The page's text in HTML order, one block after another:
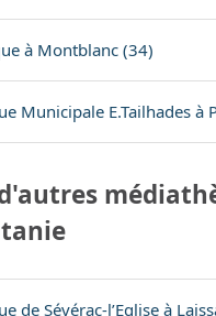
à Montblanc (34)
Municipale E.Tailhades à
de Sévérac-l’Eglise à